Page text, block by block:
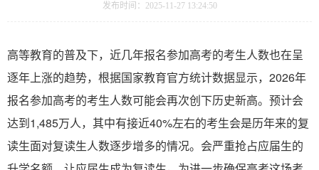
发布时间：2025-11-27 13:24:50
高等教育的普及下，近几年报名参加高考的考生人数也在呈
逐年上涨的趋势，根据国家教育官方统计数据显示，2026年
报名参加高考的考生人数可能会再次创下历史新高。预计会
达到1,485万人，其中有接近40%左右的考生会是历年来的复
读生面对复读生人数逐步增多的情况。会严重抢占应届生的